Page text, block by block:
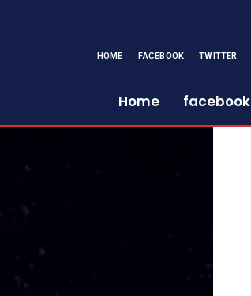
HOME FACEBOOK TWITTER
Home facebook